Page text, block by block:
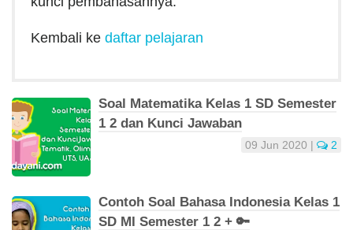
Kembali ke daftar pelajaran
Soal Matematika Kelas 1 SD Semester
1 2 dan Kunci Jawaban
09 Jun 2020 | 2
Contoh Soal Bahasa Indonesia Kelas 1
SD MI Semester 1 2 + 🔑